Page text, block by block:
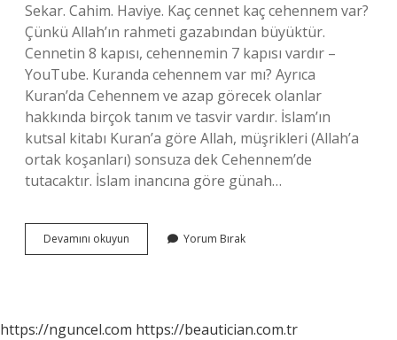
Sekar. Cahim. Haviye. Kaç cennet kaç cehennem var?
Çünkü Allah’ın rahmeti gazabından büyüktür.
Cennetin 8 kapısı, cehennemin 7 kapısı vardır –
YouTube. Kuranda cehennem var mı? Ayrıca
Kuran’da Cehennem ve azap görecek olanlar
hakkında birçok tanım ve tasvir vardır. İslam’ın
kutsal kitabı Kuran’a göre Allah, müşrikleri (Allah’a
ortak koşanları) sonsuza dek Cehennem’de
tutacaktır. İslam inancına göre günah…
Devamını okuyun Kuranda
Kac
Yorum Bırak
https://nguncel.com https://beautician.com.tr